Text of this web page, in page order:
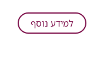
שלכם?
היכנסו
לאפליקציה
למידע נוסףעל
חדש